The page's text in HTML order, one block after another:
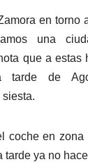
en torno
una
que a estas
tarde de
coche en
tarde ya no